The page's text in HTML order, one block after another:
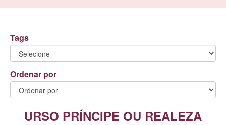
Tags
Ordenar por
URSO PRÍNCIPE OU REALEZA